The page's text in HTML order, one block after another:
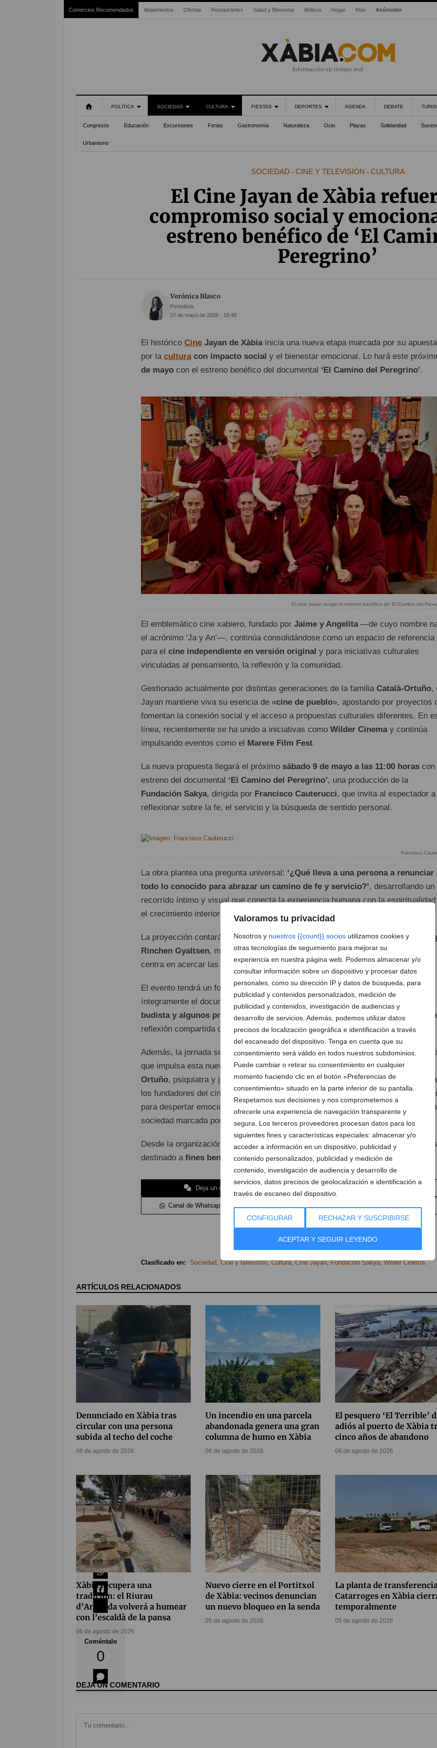
Valoramos tu privacidad
Nosotros y nuestros {{count}} socios utilizamos cookies y
otras tecnologías de seguimiento para mejorar su
experiencia en nuestra página web. Podemos almacenar y/o
consultar información sobre un dispositivo y procesar datos
personales, como su dirección IP y datos de búsqueda, para
publicidad y contenidos personalizados, medición de
publicidad y contenidos, investigación de audiencias y
desarrollo de servicios. Además, podemos utilizar datos
precisos de localización geográfica e identificación a través
del escaneado del dispositivo. Tenga en cuenta que su
consentimiento será válido en todos nuestros subdominios.
Puede cambiar o retirar su consentimiento en cualquier
momento haciendo clic en el botón «Preferencias de
consentimiento» situado en la parte inferior de su pantalla.
Respetamos sus decisiones y nos comprometemos a
ofrecerle una experiencia de navegación transparente y
segura. Los terceros proveedores procesan datos para los
siguientes fines y características especiales: almacenar y/o
acceder a información en un dispositivo, publicidad y
contenido personalizados, publicidad y medición de
contenido, investigación de audiencia y desarrollo de
servicios, datos precisos de geolocalización e identificación a
través de escaneo del dispositivo.
CONFIGURAR RECHAZAR Y SUSCRIBIRSE
ACEPTAR Y SEGUIR LEYENDO
Comercios Recomendados Alojamientos Ofertas Restaurantes Salud y Bienestar Belleza Hogar Más Anúnciate
Información en tiempo real
POLÍTICA SOCIEDAD CULTURA FIESTAS DEPORTES AGENDA DEBATE
Congresos Educación Excursiones Ferias Gastronomía Naturaleza Ocio Playas Solidaridad
Urbanismo
SOCIEDAD - CINE Y TELEVISIÓN - CULTURA
El Cine Jayan de Xàbia
compromiso social y
estreno benéfico de ‘El
Peregrino’
Compártelo
80
Coméntalo
0
Verónica Blasco
Periodista
07 de mayo de 2026 - 16:48
El histórico CineJayan de Xàbiainicia una nueva etapa marcada por su apuesta
por la culturacon impacto social y el bienestar emocional. Lo hará este
de mayocon el estreno benéfico del documental ‘El Camino del Peregrino’.
El cine Jayan acoge el estreno benéfico de ‘El Camino del
El emblemático cine xabiero, fundado por Jaime y Angelita—de cuyo nombre
el acrónimo ‘Ja y An’—, continúa consolidándose como un espacio de referencia
para el cine independiente en versión original y para iniciativas culturales
vinculadas al pensamiento, la reflexión y la comunidad.
Gestionado actualmente por distintas generaciones de la familia Català-Ortuño,
Jayan mantiene viva su esencia de «cine de pueblo», apostando por proyectos
fomentan la conexión social y el acceso a propuestas culturales diferentes. En
línea, recientemente se ha unido a iniciativas como Wilder Cinemay continúa
impulsando eventos como el Marere Film Fest.
La nueva propuesta llegará el próximo sábado 9 de mayo a las 11:00 horascon
estreno del documental ‘El Camino del Peregrino’, una producción de la
Fundación Sakya, dirigida por Francisco Cauterucci, que invita al espectador a
reflexionar sobre la fe, el servicio y la búsqueda de sentido personal.
Francisco
La obra plantea una pregunta universal: ‘¿Qué lleva a una persona a renunciar
todo lo conocido para abrazar un camino de fe y servicio?’, desarrollando un
recorrido íntimo y visual que conecta la experiencia humana con la
el crecimiento interior.
La proyección contará además con la participación especial delVenerable
Rinchen Gyaltsen, maestro budista y director del proyecto Paramita, cuya labor
centra en acercar las enseñanzas del budismo tibetano a lasociedadactual.
El evento tendrá un formato dividido en tres partes: primero se proyectará
íntegramente el documental, posteriormente habrá un
coloquio con el maestro
budista y algunos protagonistas , y finalmente se abrirá un espacio de
reflexión compartida con el público asistente.
Además, la jornada servirá para presentar públicamente la visión social y
que impulsa esta nueva etapa del Cine Jayan. En este contexto,Elena Català
Ortuño, psiquiatra y jefa del Servicio de Salud Mental de Dénia, además de
los fundadores del cine, pondrá en valor el papel del séptimo arte como
para despertar emociones, fortalecer vínculos y fomentar la introspección en una
sociedad marcada por la velocidad y la desconexión emocional.
Desde la organización destacan que todo el dinero recaudado durante el evento
destinado a fines benéficosvinculados a la fundación organizadora.
Deja un comentario
Canal de Whatsapp Anúnciate en javea.com Envía tu noticia
Clasificado en: Sociedad, Cine y televisión,Cultura,Cine Jayan,Fundación Sakya,Wilder Cinema
ARTÍCULOS RELACIONADOS
Denunciado en Xàbia tras
circular con una persona
subida al techo del coche
06 de agosto de 2026
Un incendio en una parcela
abandonada genera una gran
columna de humo en Xàbia
06 de agosto de 2026
El pesquero ‘El Terrible’
adiós al puerto de Xàbia
cinco años de abandono
06 de agosto de 2026
Xàbia recupera una
tradición: el Riurau
d’Arnauda volverá a humear
con l’escaldà de la pansa
06 de agosto de 2026
Nuevo cierre en el Portitxol
de Xàbia: vecinos denuncian
un nuevo bloqueo en la senda
05 de agosto de 2026
La planta de
Catarroges en Xàbia
temporalmente
05 de agosto de 2026
DEJA UN COMENTARIO